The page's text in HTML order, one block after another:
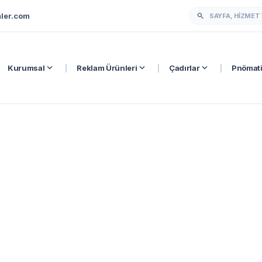
search
Kurumsal expand_more Reklam Ürünleri expand_more Çadırlarexpand_more